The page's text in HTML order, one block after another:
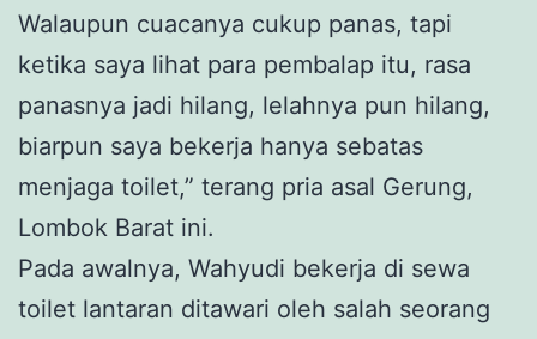
Walaupun cuacanya cukup panas, tapi
ketika saya lihat para pembalap itu, rasa
panasnya jadi hilang, lelahnya pun hilang,
biarpun saya bekerja hanya sebatas
menjaga toilet,” terang pria asal Gerung,
Lombok Barat ini.
Pada awalnya, Wahyudi bekerja di sewa
toilet lantaran ditawari oleh salah seorang